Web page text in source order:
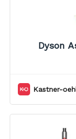
Dyson
Kastner-